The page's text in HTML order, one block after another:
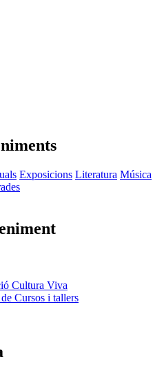
Exposicions Literatura Música
Cultura Viva
Cursos i tallers